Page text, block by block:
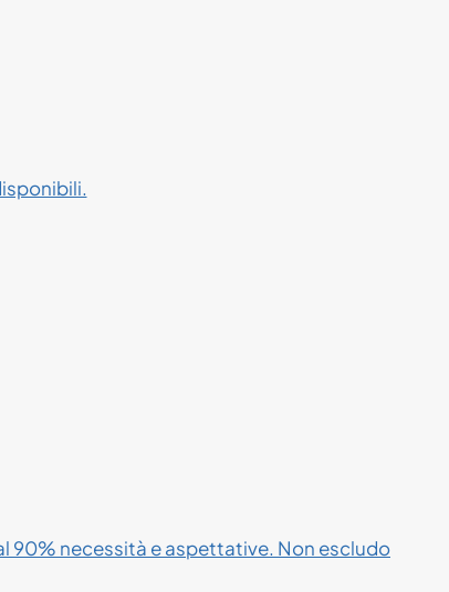
90% necessità e aspettative. Non escludo